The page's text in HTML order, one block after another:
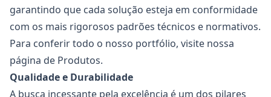
garantindo que cada solução esteja em conformidade
com os mais rigorosos padrões técnicos e normativos.
Para conferir todo o nosso portfólio, visite nossa
página de Produtos.
Qualidade e Durabilidade
A busca incessante pela excelência é um dos pilares